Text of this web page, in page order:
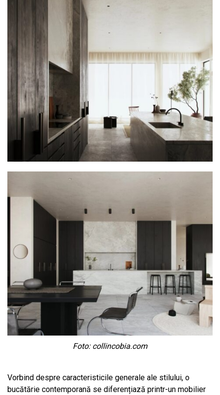
Foto: collincobia.com
Vorbind despre caracteristicile generale ale stilului, o
bucătărie contemporană se diferențiază printr-un mobilier